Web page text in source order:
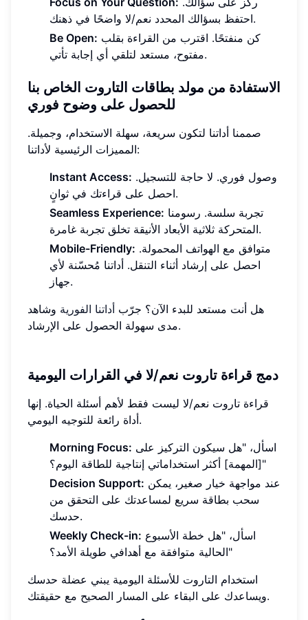
احتفظ بسؤالك المحدد نعم/لا واضحًا في ذهنك.
Be Open:
مفتوح، مستعد لتلقي أي إجابة تأتي.
الاستفادة من مولد بطاقات التاروت الخاص بنا
للحصول على وضوح فوري
صممنا أداتنا لتكون سريعة، سهلة الاستخدام، وجميلة.
المميزات الرئيسية لأداتنا:
Instant Access:
احصل على قراءتك في ثوانٍ.
Seamless Experience:
المتحركة ثلاثية الأبعاد الأنيقة تخلق تجربة غامرة.
Mobile-Friendly:
احصل على إرشاد أثناء التنقل. أداتنا مُحسّنة لأي
جهاز.
هل أنت مستعد للبدء الآن؟ جرّب أداتنا الفورية وشاهد
مدى سهولة الحصول على الإرشاد.
دمج قراءة تاروت نعم/لا في القرارات اليومية
قراءة تاروت نعم/لا ليست فقط لأهم أسئلة الحياة. إنها
أداة رائعة للتوجيه اليومي.
Morning Focus:
[المهمة] أكثر استخداماتي إنتاجية للطاقة اليوم؟"
Decision Support:
سحب بطاقة سريع لمساعدتك على التحقق من
حدسك.
Weekly Check-in:
الحالية متوافقة مع أهدافي طويلة الأمد؟"
استخدام التاروت للأسئلة اليومية يبني عضلة حدسك
ويساعدك على البقاء على المسار الصحيح مع حقيقتك.